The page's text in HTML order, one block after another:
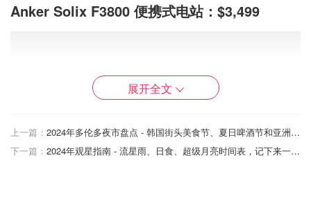
Anker Solix F3800 便携式电站：$3,499
展开全文
上一篇：
2024年多伦多夜市盘点 - 韩国街头美食节、夏日啤酒节和亚洲美食嘉年华等！
下一篇：
2024年观星指南 - 流星雨、日食、超级月亮时间表，记下来一起去看星星吧！